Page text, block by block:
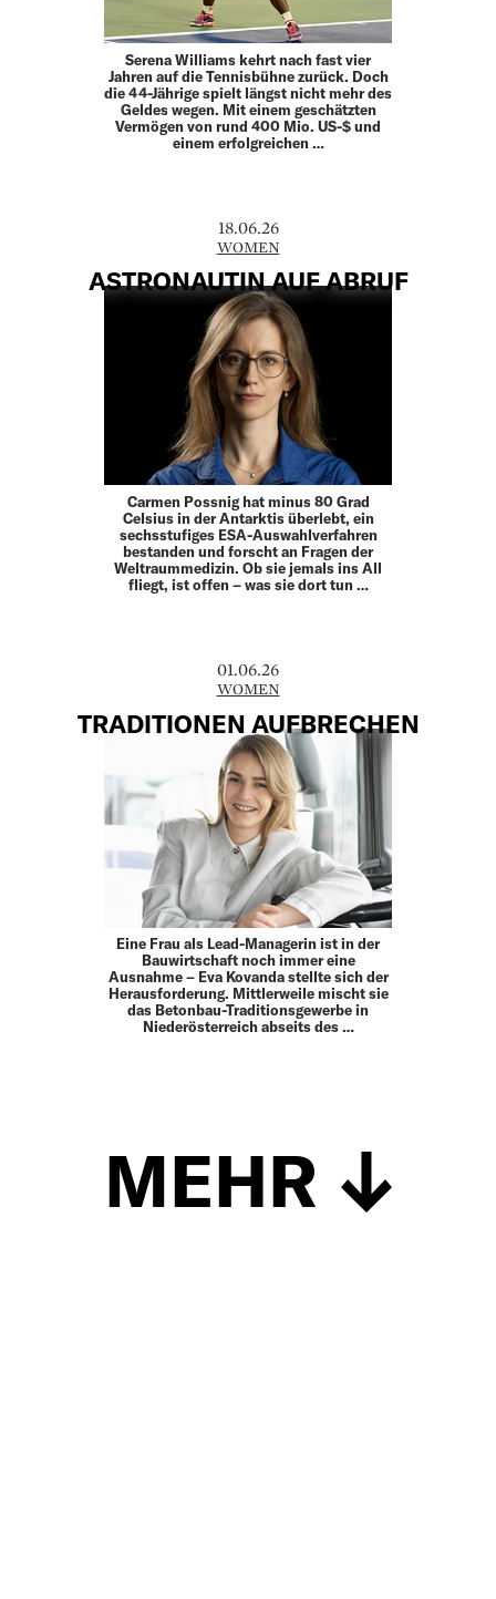
Serena Williams kehrt nach fast vier
Jahren auf die Tennisbühne zurück. Doch
die 44-Jährige spielt längst nicht mehr des
Geldes wegen. Mit einem geschätzten
Vermögen von rund 400 Mio. US-$ und
einem erfolgreichen …
18.06.26
WOMEN
ASTRONAUTIN AUF ABRUF
Carmen Possnig hat minus 80 Grad
Celsius in der Antarktis überlebt, ein
sechsstufiges ESA-Auswahlverfahren
bestanden und forscht an Fragen der
Weltraummedizin. Ob sie jemals ins All
fliegt, ist offen – was sie dort tun …
01.06.26
WOMEN
TRADITIONEN AUFBRECHEN
Eine Frau als Lead-Managerin ist in der
Bauwirtschaft noch immer eine
Ausnahme – Eva Kovanda stellte sich der
Herausforderung. Mittlerweile mischt sie
das Betonbau-Traditionsgewerbe in
Niederösterreich abseits des …
MEHR